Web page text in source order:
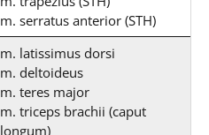
m. serratus anterior (STH)
m. latissimus dorsi
m. deltoideus
m. teres major
m. triceps brachii (caput
longum)